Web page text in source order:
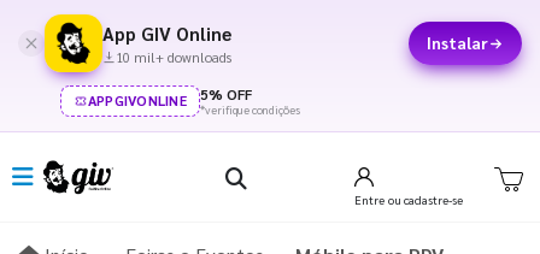
App GIV Online
10 mil+ downloads
Instalar
APPGIVONLINE 5% OFF
*verifique condições
Entre ou cadastre-se